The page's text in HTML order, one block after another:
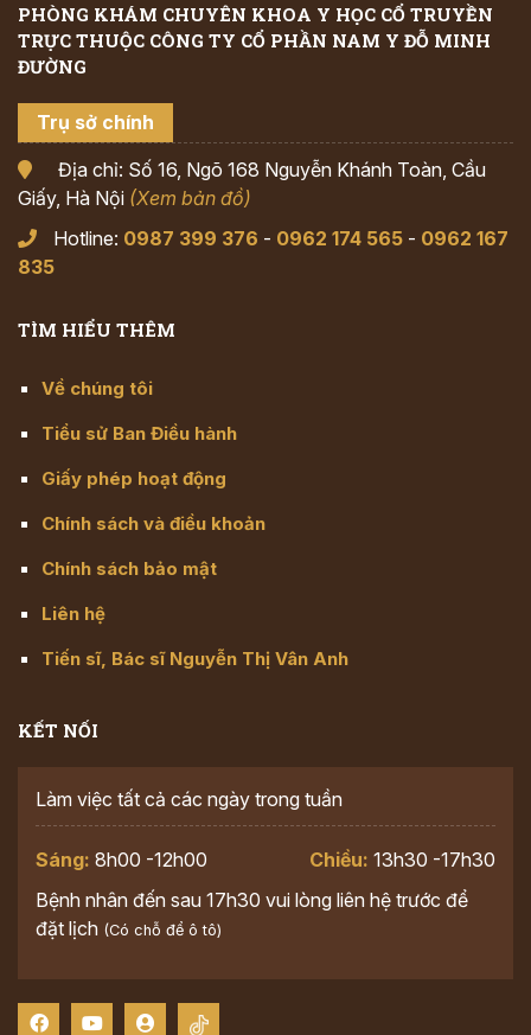
PHÒNG KHÁM CHUYÊN KHOA Y HỌC CỔ TRUYỀN
TRỰC THUỘC CÔNG TY CỔ PHẦN NAM Y ĐỖ MINH
ĐƯỜNG
Trụ sở chính
Địa chỉ: Số 16, Ngõ 168 Nguyễn Khánh Toàn, Cầu
Giấy, Hà Nội (Xem bản đồ)
Hotline: 0987 399 376 - 0962 174 565 - 0962 167
835
TÌM HIỂU THÊM
Về chúng tôi
Tiểu sử Ban Điều hành
Giấy phép hoạt động
Chính sách và điều khoản
Chính sách bảo mật
Liên hệ
Tiến sĩ, Bác sĩ Nguyễn Thị Vân Anh
KẾT NỐI
Làm việc tất cả các ngày trong tuần
Sáng: 8h00 -12h00 Chiều: 13h30 -17h30
Bệnh nhân đến sau 17h30 vui lòng liên hệ trước để
đặt lịch (Có chỗ để ô tô)